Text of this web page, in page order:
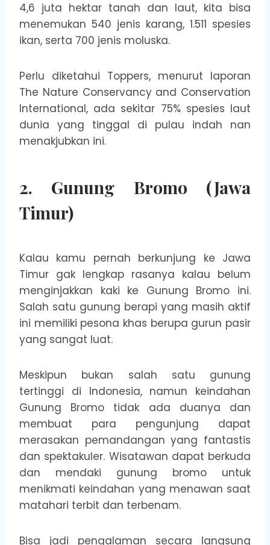
4,6 juta hektar tanah dan laut, kita bisa
menemukan 540 jenis karang, 1.511 spesies
ikan, serta 700 jenis moluska.
Perlu diketahui Toppers, menurut laporan
The Nature Conservancy and Conservation
International, ada sekitar 75% spesies laut
dunia yang tinggal di pulau indah nan
menakjubkan ini.
2. Gunung Bromo (Jawa
Timur)
Kalau kamu pernah berkunjung ke Jawa
Timur gak lengkap rasanya kalau belum
menginjakkan kaki ke Gunung Bromo ini.
Salah satu gunung berapi yang masih aktif
ini memiliki pesona khas berupa gurun pasir
yang sangat luat.
Meskipun bukan salah satu gunung
tertinggi di Indonesia, namun keindahan
Gunung Bromo tidak ada duanya dan
membuat para pengunjung dapat
merasakan pemandangan yang fantastis
dan spektakuler. Wisatawan dapat berkuda
dan mendaki gunung bromo untuk
menikmati keindahan yang menawan saat
matahari terbit dan terbenam.
Bisa jadi pengalaman secara langsung